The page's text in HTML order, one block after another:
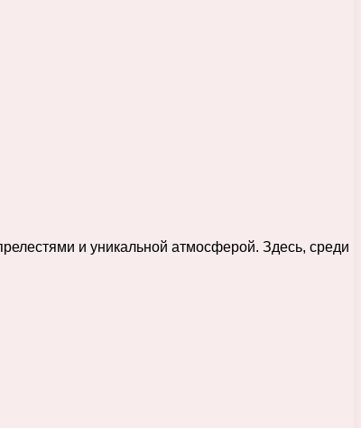
и уникальной атмосферой. Здесь, среди